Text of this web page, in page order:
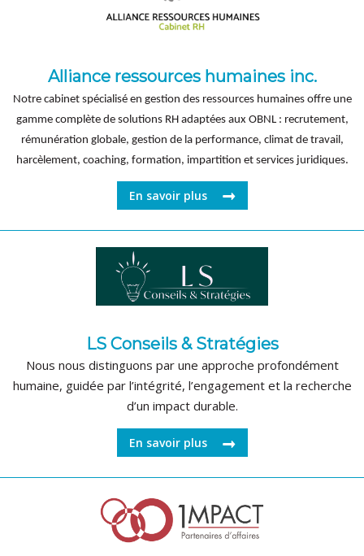
Alliance ressources humaines inc.
Notre cabinet spécialisé en gestion des ressources humaines offre une
gamme complète de solutions RH adaptées aux OBNL : recrutement,
rémunération globale, gestion de la performance, climat de travail,
harcèlement, coaching, formation, impartition et services juridiques.
En savoir plus
LS Conseils & Stratégies
Nous nous distinguons par une approche profondément
humaine, guidée par l’intégrité, l’engagement et la recherche
d’un impact durable.
En savoir plus